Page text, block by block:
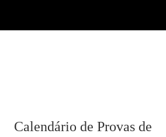
Calendário de Provas de